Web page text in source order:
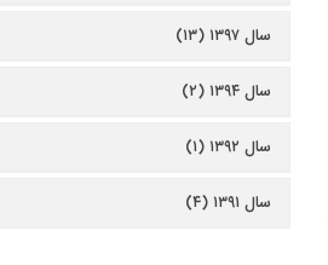
سال ۱۳۹۷ (۱۳)
سال ۱۳۹۴ (۲)
سال ۱۳۹۲ (۱)
سال ۱۳۹۱ (۴)